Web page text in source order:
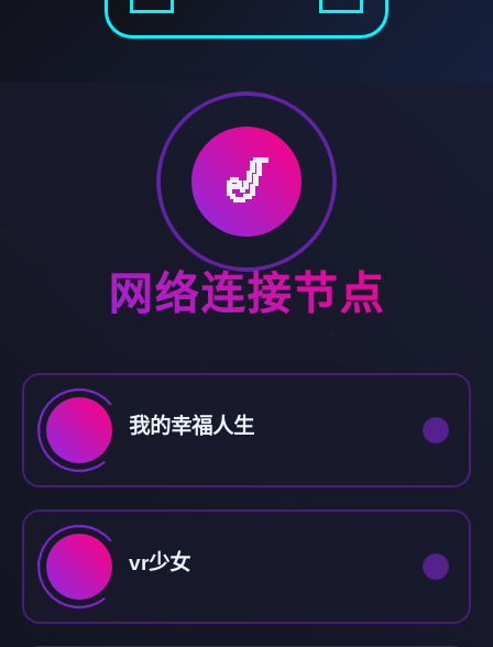
🎷
网络连接节点
我的幸福人生
vr少女